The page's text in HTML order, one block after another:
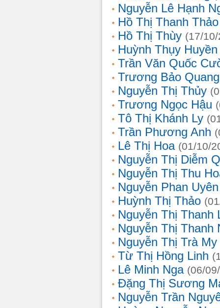
Nguyễn Lê Hạnh
Hồ Thị Thanh Thảo
Hồ Thị Thùy (17/
Huỳnh Thụy
Trần Văn Quốc
Trương Bảo
Nguyễn Thị Thủy
Trương Ngọc Hậu
Tô Thị Khánh Ly
Trần Phương Anh
Lê Thị Hoa (01/10/
Nguyễn Thị Diễm
Nguyễn Thị Thu
Nguyễn Phan
Huỳnh Thị Thảo
Nguyễn Thị Thanh
Nguyễn Thị Thanh
Nguyễn Thị Trà My
Từ Thị Hồng Linh
Lê Minh Nga (06/
Đặng Thị Sương
Nguyễn Trần